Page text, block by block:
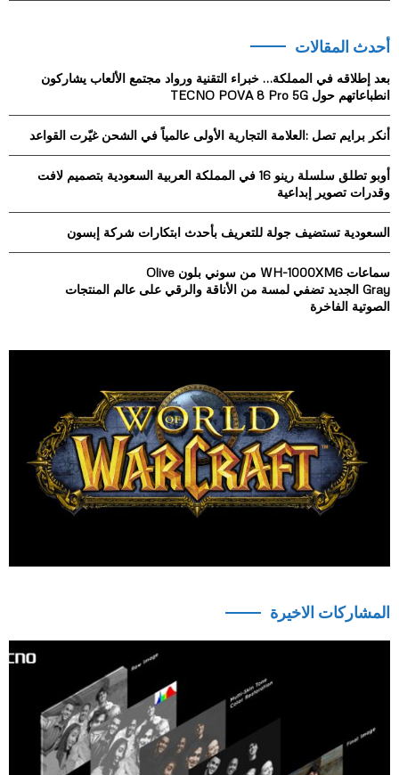
c
f
r
:
C
أحدث المقالات
بعد إطلاقه في المملكة… خبراء التقنية ورواد مجتمع الألعاب يشاركون
انطباعاتهم حول TECNO POVA 8 Pro 5G
أنكر برايم تصل :العلامة التجارية الأولى عالمياً في الشحن غيّرت القواعد
أوبو تطلق سلسلة رينو 16 في المملكة العربية السعودية بتصميم لافت
وقدرات تصوير إبداعية
السعودية تستضيف جولة للتعريف بأحدث ابتكارات شركة إبسون
سماعات WH-1000XM6 من سوني بلون Olive
Gray الجديد تضفي لمسة من الأناقة والرقي على عالم المنتجات
الصوتية الفاخرة
المشاركات الاخيرة